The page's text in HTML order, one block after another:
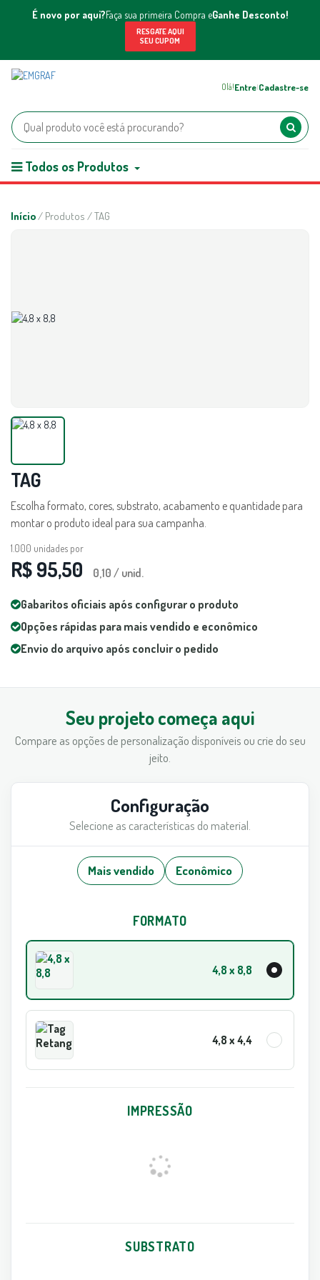
É novo por aqui?Faça sua primeira Compra eGanhe Desconto!
RESGATE AQUI
SEU CUPOM
Olá!Entre|Cadastre-se
Todos os Produtos
Início/ Produtos / TAG
TAG
Escolha formato, cores, substrato, acabamento e quantidade para
montar o produto ideal para sua campanha.
1.000 unidades por
R$ 95,50 0,10 / unid.
Gabaritos oficiais após configurar o produto
Opções rápidas para mais vendido e econômico
Envio do arquivo após concluir o pedido
Seu projeto começa aqui
Compare as opções de personalização disponíveis ou crie do seu
jeito.
Configuração
Selecione as características do material.
Mais vendido Econômico
FORMATO
4,8 x 8,8
4,8 x 4,4
IMPRESSÃO
SUBSTRATO